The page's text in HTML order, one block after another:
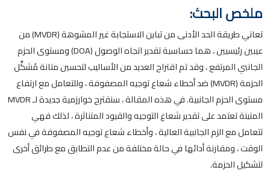
ملخص البحث:
تعاني طريقة الحد الأدنى من تباين الاستجابة غير المشوهة (MVDR) من
عيبين رئيسيين ، هما حساسية تقدير اتجاه الوصول (DOA) ومستوى الحزم
الجانبي المرتفع ، وقد تم اقتراح العديد من الأساليب لتحسين متانة مُشكِّل
الحزمة (MVDR) ضد أخطاء شعاع توجيه المصفوفة ، وللتعامل مع ارتفاع
مستوى الحزم الجانبية. في هذه المقالة ، سنقترح خوارزمية جديدة لـ MVDR
المتينة تعتمد على تقدير شعاع التوجيه والقيود المتناثرة ، لذلك فهي
تتعامل مع الزم الجانبية العالية ، وأخطاء شعاع توجيه المصفوفة في نفس
الوقت ، ومقارنة أدائها في حالة مختلفة من عدم التطابق مع طرائق أخرى
لتشكيل الحزمة.